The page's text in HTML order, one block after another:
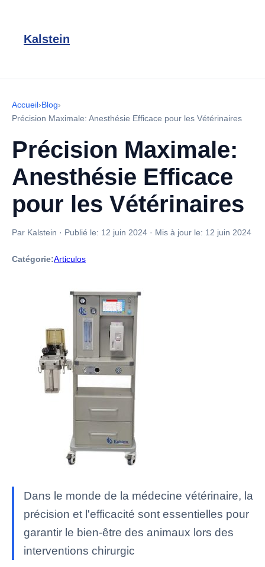
Kalstein
Accueil›Blog›
Précision Maximale: Anesthésie Efficace pour les Vétérinaires
Précision Maximale:
Anesthésie Efficace
pour les Vétérinaires
Par Kalstein · Publié le: 12 juin 2024 · Mis à jour le: 12 juin 2024
Catégorie:Articulos
Dans le monde de la médecine vétérinaire, la
précision et l'efficacité sont essentielles pour
garantir le bien-être des animaux lors des
interventions chirurgic